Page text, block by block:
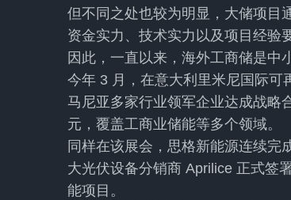
但不同之处也较为明显，大储项目
资金实力、技术实力以及项目经验
因此，一直以来，海外工商储是中
今年 3 月，在意大利里米尼国际可
马尼亚多家行业领军企业达成战略
元，覆盖工商业储能等多个领域。
同样在该展会，思格新能源连续完
大光伏设备分销商 Aprilice 正式签
能项目。